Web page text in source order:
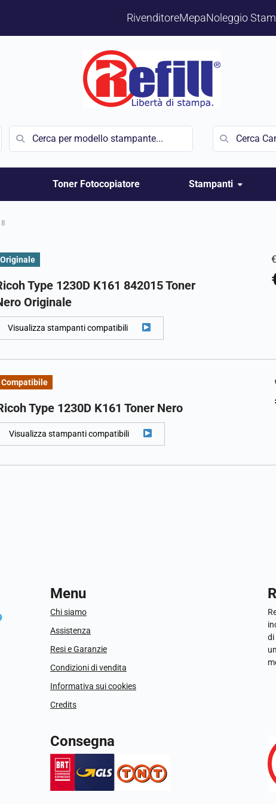
RivenditoreMepaNoleggio
Toner Fotocopiatore Stampanti
Originale
Type 1230D K161 842015 Toner
Originale
Visualizza stampanti compatibili
Compatibile
Type 1230D K161 Toner Nero
Visualizza stampanti compatibili
Menu
Chi siamo
Assistenza
Resi e Garanzie
Condizioni di vendita
Informativa sui cookies
Credits
di
Consegna